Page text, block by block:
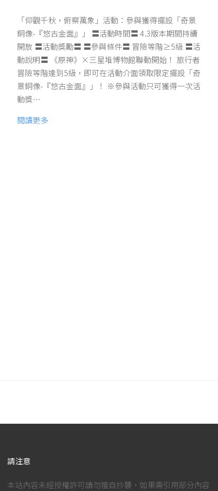
「仰觀千秋，俯察萬象」活動：參與獲得擺設「奇景
銅像-『悠古金面』」 〓活動時間〓 4.3版本期間持續
開放 〓活動獎勵〓 〓參與條件〓 冒險等階≥5級 〓活
動說明〓 《原神》×三星堆博物館聯動開始！ 旅行者
冒險等階達到5級，即可在活動介面領取限定擺設「奇
景銅像-『悠古金面』」！ ※參與活動只可獲得一次活
動獎…
閱讀更多
請注意
本站內容未經授權許可請勿擅自抄襲，如果需引用部分內容